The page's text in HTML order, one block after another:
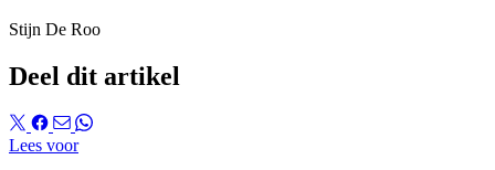
Stijn De Roo
Deel dit artikel
Lees voor